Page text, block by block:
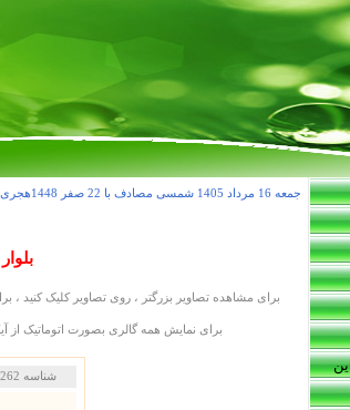
جمعه 16 مرداد 1405 شمسی مصادف با 22 صفر 1448هجری قمری
برای مشاهده تصاوير بزرگتر ، روی تصاوير کليک کنيد
برای نمايش همه گالری بصورت اتوماتيک از
شناسه 262 - حجم 71 کيلوبايت